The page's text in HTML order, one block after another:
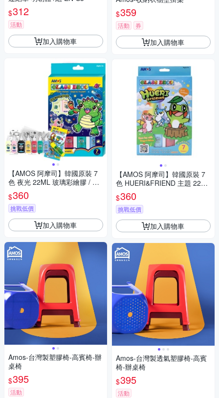
$312
活動
加入購物車
【AMOS 阿摩司】韓國原裝 7
色 夜光 22ML 玻璃彩繪膠 / 組
GD22P7R
$360
挑戰低價
加入購物車
Amos-台灣製塑膠椅-高賓椅-辦
桌椅
$395
活動
$359
活動 券
加入購物車
【AMOS 阿摩司】韓國原裝 7
色 HUERI&FRIEND 主題 22ML
玻璃彩繪組 / 組 FD22P7R-H
$360
挑戰低價
加入購物車
Amos-台灣製透氣塑膠椅-高賓
椅-辦桌椅
$395
活動